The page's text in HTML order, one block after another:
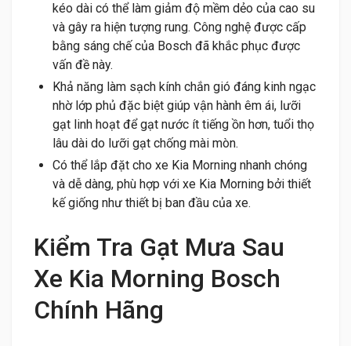
kéo dài có thể làm giảm độ mềm dẻo của cao su
và gây ra hiện tượng rung. Công nghệ được cấp
bằng sáng chế của Bosch đã khắc phục được
vấn đề này.
Khả năng làm sạch kính chắn gió đáng kinh ngạc
nhờ lớp phủ đặc biệt giúp vận hành êm ái, lưỡi
gạt linh hoạt để gạt nước ít tiếng ồn hơn, tuổi thọ
lâu dài do lưỡi gạt chống mài mòn.
Có thể lắp đặt cho xe Kia Morning nhanh chóng
và dễ dàng, phù hợp với xe Kia Morning bởi thiết
kế giống như thiết bị ban đầu của xe.
Kiểm Tra Gạt Mưa Sau
Xe Kia Morning Bosch
Chính Hãng